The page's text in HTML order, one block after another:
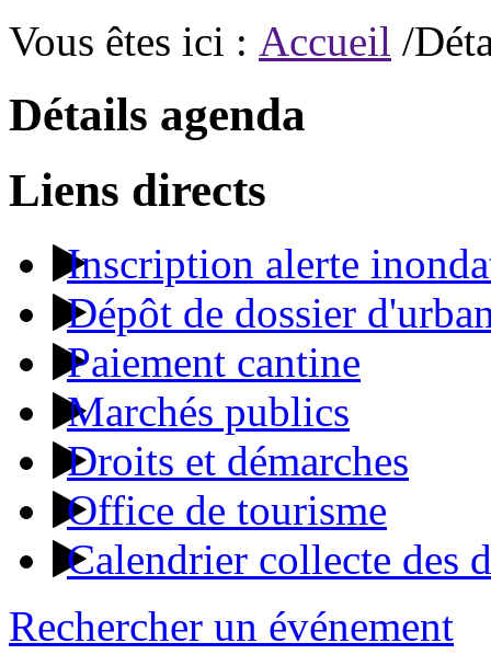
Vous êtes ici : Accueil /
Détails agenda
Liens directs
Inscription alerte
Dépôt de dossier
Paiement cantine
Marchés publics
Droits et démarches
Office de tourisme
Calendrier collecte des
Rechercher un événement